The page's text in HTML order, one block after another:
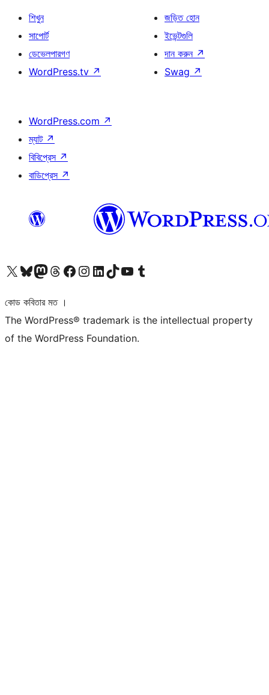
শিখুন
সাপোর্ট
ডেভেলপারগণ
WordPress.tv ↗
জড়িত হোন
ইভেন্টগুলি
দান করুন ↗
Swag ↗
WordPress.com ↗
ম্যাট ↗
বিবিপ্রেস ↗
বাডিপ্রেস ↗
আমাদের X (আগের টুইটার) অ্যাকাউন্টে যানআমাদের Bluesky অ্যাকাউন্টটি দেখুনআমাদের মাস্টোডন অ্যাকাউন্টটি দেখুনআমাদের থ্রেডস অ্যাকাউন্টটি দেখুনআমাদের ফেসবুক পেজ দেখুনআমাদের ইন্সটাগ্রাম অ্যাকাউন্ট দেখুনআমাদের লিঙ্কডইন অ্যাকাউন্টে যানআমাদের TikTok অ্যাকাউন্টটি দেখুনআমাদের ইউটিউব চ্যানেলে যান আমাদের টাম্বলার অ্যাকাউন্ট দেখুন
কোড কবিতার মত ।
The WordPress® trademark is the intellectual property
of the WordPress Foundation.